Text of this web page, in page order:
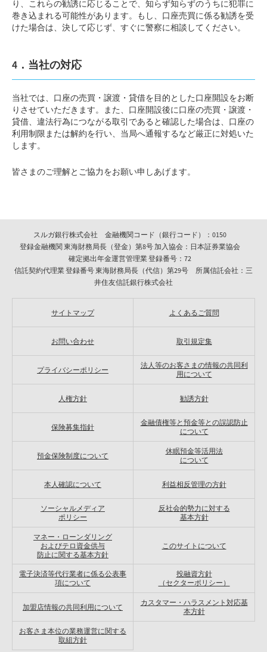
り、これらの勧誘に応じることで、知らず知らずのうちに犯罪に
巻き込まれる可能性があります。もし、口座売買に係る勧誘を受
けた場合は、決して応じず、すぐに警察に相談してください。
4．当社の対応
当社では、口座の売買・譲渡・貸借を目的とした口座開設をお断
りさせていただきます。また、口座開設後に口座の売買・譲渡・
貸借、違法行為につながる取引であると確認した場合は、口座の
利用制限または解約を行い、当局へ通報するなど厳正に対処いた
します。
皆さまのご理解とご協力をお願い申しあげます。
スルガ銀行株式会社 金融機関コード（銀行コード）：0150
登録金融機関 東海財務局長（登金）第8号 加入協会：日本証券業協会
確定拠出年金運営管理業 登録番号：72
信託契約代理業 登録番号 東海財務局長（代信）第29号 所属信託会社：三
井住友信託銀行株式会社
サイトマップ よくあるご質問
お問い合わせ 取引規定集
プライバシーポリシー
法人等のお客さまの情報の共同利
用について
人権方針 勧誘方針
保険募集指針
金融債権等と預金等との誤認防止
について
預金保険制度について
休眠預金等活用法
について
本人確認について 利益相反管理の方針
ソーシャルメディア
ポリシー
反社会的勢力に対する
基本方針
マネー・ローンダリング
およびテロ資金供与
防止に関する基本方針
このサイトについて
電子決済等代行業者に係る公表事
項について
投融資方針
（セクターポリシー）
加盟店情報の共同利用について
カスタマー・ハラスメント対応基
本方針
お客さま本位の業務運営に関する
取組方針